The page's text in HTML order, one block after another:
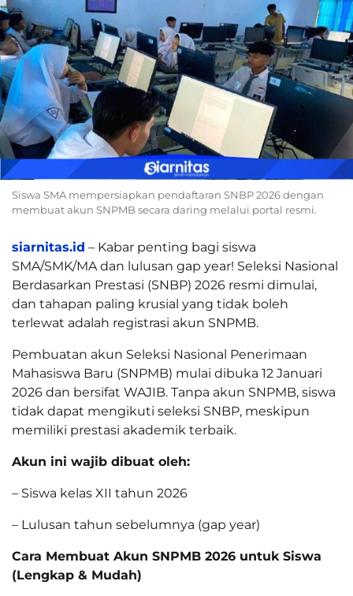
Siswa SMA mempersiapkan pendaftaran SNBP 2026 dengan
membuat akun SNPMB secara daring melalui portal resmi.
siarnitas.id – Kabar penting bagi siswa
SMA/SMK/MA dan lulusan gap year! Seleksi Nasional
Berdasarkan Prestasi (SNBP) 2026 resmi dimulai,
dan tahapan paling krusial yang tidak boleh
terlewat adalah registrasi akun SNPMB.
Pembuatan akun Seleksi Nasional Penerimaan
Mahasiswa Baru (SNPMB) mulai dibuka 12 Januari
2026 dan bersifat WAJIB. Tanpa akun SNPMB, siswa
tidak dapat mengikuti seleksi SNBP, meskipun
memiliki prestasi akademik terbaik.
Akun ini wajib dibuat oleh:
– Siswa kelas XII tahun 2026
– Lulusan tahun sebelumnya (gap year)
Cara Membuat Akun SNPMB 2026 untuk Siswa
(Lengkap & Mudah)